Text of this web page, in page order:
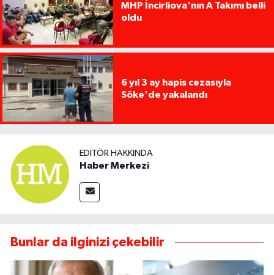
MHP İncirliova'nın A Takımı belli
oldu
6 yıl 3 ay hapis cezasıyla
Söke'de yakalandı
EDITÖR HAKKINDA
Haber Merkezi
Bunlar da ilginizi çekebilir